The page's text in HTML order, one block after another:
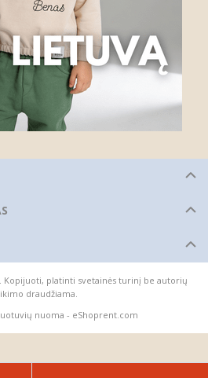
Kopijuoti, platinti svetainės turinį be autorių
draudžiama.
nuoma - eShoprent.com